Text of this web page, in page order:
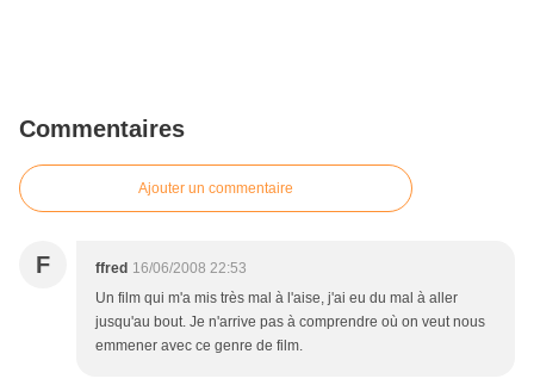
Commentaires
Ajouter un commentaire
F ffred 16/06/2008 22:53
Un film qui m'a mis très mal à l'aise, j'ai eu du mal à aller
jusqu'au bout. Je n'arrive pas à comprendre où on veut nous
emmener avec ce genre de film.